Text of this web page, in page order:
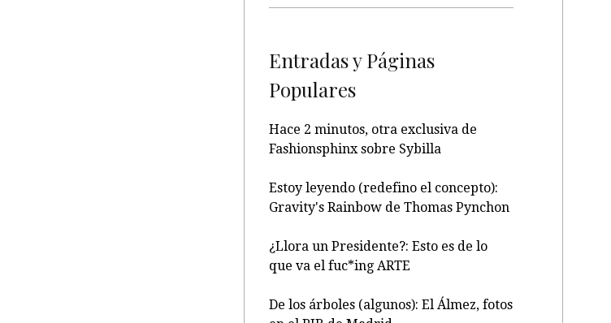
Entradas y Páginas
Populares
Hace 2 minutos, otra exclusiva de
Fashionsphinx sobre Sybilla
Estoy leyendo (redefino el concepto):
Gravity's Rainbow de Thomas Pynchon
¿Llora un Presidente?: Esto es de lo
que va el fuc*ing ARTE
De los árboles (algunos): El Álmez, fotos